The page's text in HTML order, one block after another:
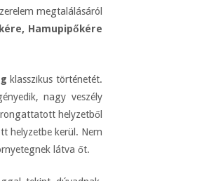
megtalálásáról
Hamupipőkére
klasszikus történetét.
nagy veszély
helyzetből
helyzetbe kerül. Nem
látva őt.